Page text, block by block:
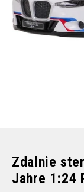
Zdalnie
Jahre 1:24